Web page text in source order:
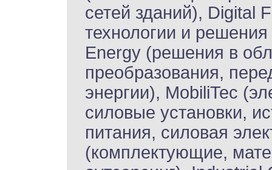
сетей зданий),
технологии и
Energy (решения в
преобразования,
энергии), MobiliTec
силовые установки,
питания, силовая
(комплектующие,